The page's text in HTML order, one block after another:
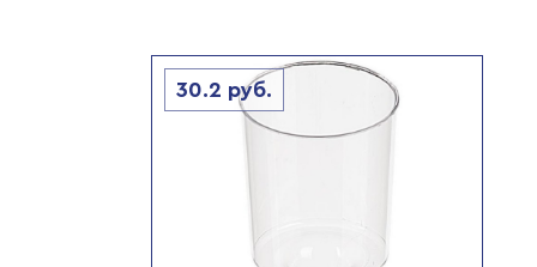
30.2 руб.